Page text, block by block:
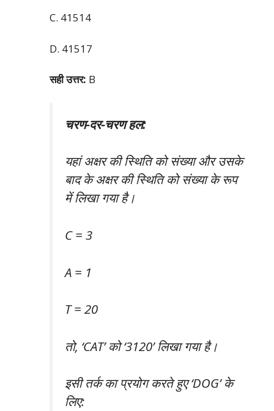
C. 41514
D. 41517
सही उत्तर: B
चरण-दर-चरण हल:
यहां अक्षर की स्थिति को संख्या और उसके
बाद के अक्षर की स्थिति को संख्या के रूप
में लिखा गया है।
C = 3
A = 1
T = 20
तो, ‘CAT’ को ‘3120’ लिखा गया है।
इसी तर्क का प्रयोग करते हुए ‘DOG’ के
लिए: